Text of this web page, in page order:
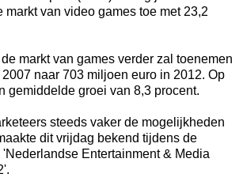
markt van video games toe met 23,2
markt van games verder zal toenemen
naar 703 miljoen euro in 2012. Op
gemiddelde groei van 8,3 procent.
steeds vaker de mogelijkheden
dit vrijdag bekend tijdens de
Entertainment & Media